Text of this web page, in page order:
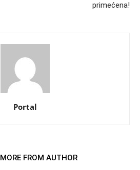
primećena!
Portal
MORE FROM AUTHOR